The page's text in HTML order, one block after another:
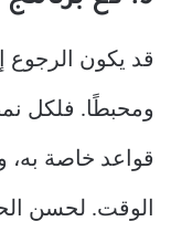
قد يكون الرجوع
ومحبطًا. فلكل
قواعد خاصة به،